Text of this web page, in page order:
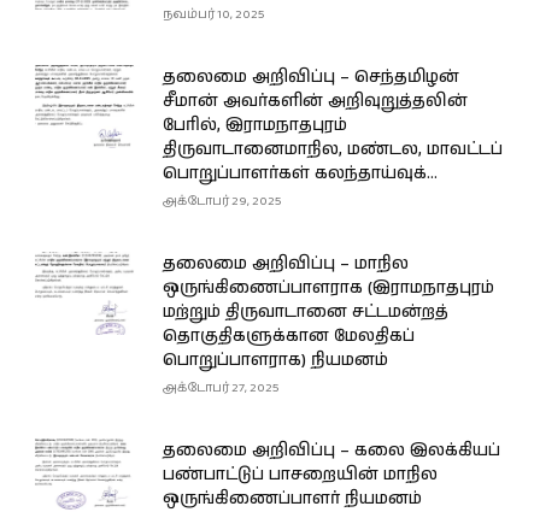
நவம்பர் 10, 2025
தலைமை அறிவிப்பு – செந்தமிழன்
சீமான் அவர்களின் அறிவுறுத்தலின்
பேரில், இராமநாதபுரம்
திருவாடானைமாநில, மண்டல, மாவட்டப்
பொறுப்பாளர்கள் கலந்தாய்வுக்...
அக்டோபர் 29, 2025
தலைமை அறிவிப்பு – மாநில
ஒருங்கிணைப்பாளராக (இராமநாதபுரம்
மற்றும் திருவாடானை சட்டமன்றத்
தொகுதிகளுக்கான மேலதிகப்
பொறுப்பாளராக) நியமனம்
அக்டோபர் 27, 2025
தலைமை அறிவிப்பு – கலை இலக்கியப்
பண்பாட்டுப் பாசறையின் மாநில
ஒருங்கிணைப்பாளர் நியமனம்